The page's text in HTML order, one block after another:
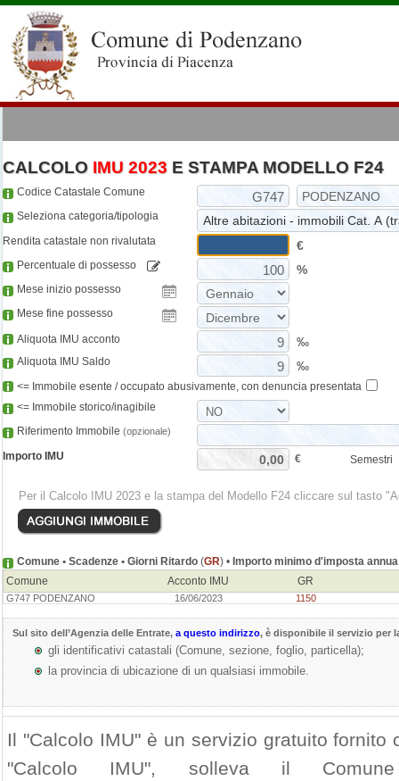
CALCOLO IMU 2023E STAMPA MODELLO F24
Codice Catastale Comune
Seleziona categoria/tipologia
Rendita catastale non rivalutata
€
Percentuale di possesso %
Mese inizio possesso
Mese fine possesso
Aliquota IMU acconto ‰
Aliquota IMU Saldo ‰
<= Immobile esente / occupato abusivamente, con denuncia presentata
<= Immobile storico/inagibile
Riferimento Immobile (opzionale)
Importo IMU € Semestri
Per il Calcolo IMU 2023 e la stampa del Modello F24 cliccare sul tasto
Comune • Scadenze • Giorni Ritardo (GR) • Importo minimo d'imposta annua
Comune
Acconto IMU GR
G747 PODENZANO 16/06/2023 1150
Sul sito dell’Agenzia delle Entrate, a questo indirizzo, è disponibile il servizio per
gli identificativi catastali (Comune, sezione, foglio, particella);
la provincia di ubicazione di un qualsiasi immobile.
Il "Calcolo IMU" è un servizio gratuito
"Calcolo IMU", solleva il